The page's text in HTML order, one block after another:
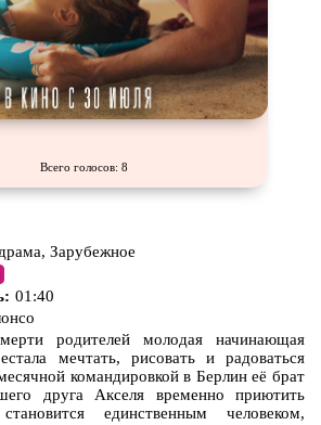
Всего голосов: 8
Зарубежное
01:40
родителей молодая начинающая
мечтать, рисовать и радоваться
командировкой в Берлин её брат
друга Акселя временно приютить
единственным человеком,